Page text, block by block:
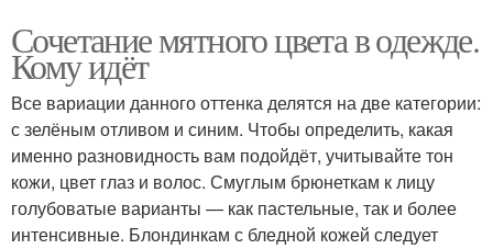
Сочетание мятного цвета в одежде.
Кому идёт
Все вариации данного оттенка делятся на две категории:
с зелёным отливом и синим. Чтобы определить, какая
именно разновидность вам подойдёт, учитывайте тон
кожи, цвет глаз и волос. Смуглым брюнеткам к лицу
голубоватые варианты — как пастельные, так и более
интенсивные. Блондинкам с бледной кожей следует